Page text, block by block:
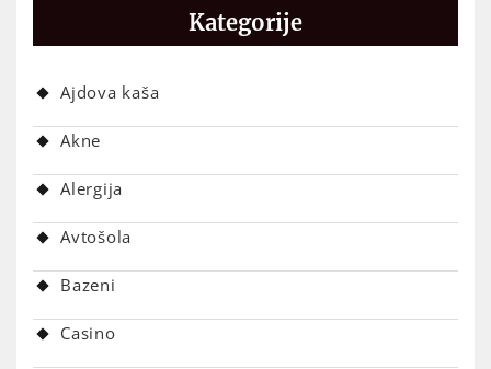
Kategorije
Ajdova kaša
Akne
Alergija
Avtošola
Bazeni
Casino